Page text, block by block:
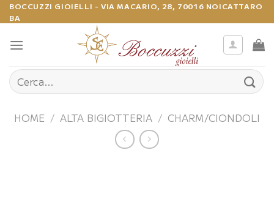
Salta
ai
contenuti
BOCCUZZI GIOIELLI - VIA MACARIO, 28, 70016 NOICATTARO
BA
Cerca:
HOME / ALTA BIGIOTTERIA / CHARM/CIONDOLI